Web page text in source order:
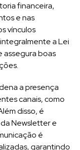
financeira,
e nas
vínculos
a Lei
assegura boas
a presença
canais, como
disso, é
Newsletter e
é
garantindo